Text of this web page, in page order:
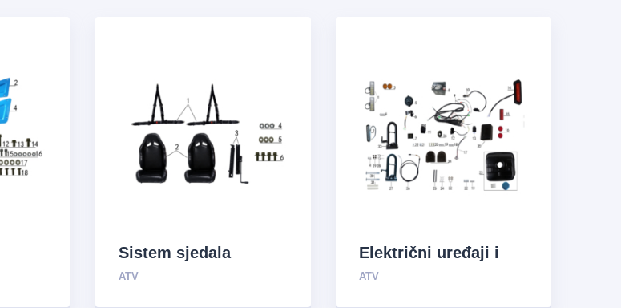
Sistem sjedala
ATV
Električni uređaji i
sistem za opskrbu
ATV